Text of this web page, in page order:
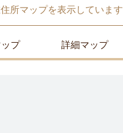
住所マップを表示しています
プ 詳細マップ